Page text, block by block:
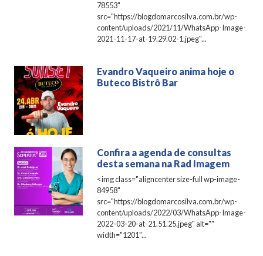
78553"
src="https://blogdomarcosilva.com.br/wp-
content/uploads/2021/11/WhatsApp-Image-
2021-11-17-at-19.29.02-1.jpeg"...
Evandro Vaqueiro anima hoje o
Buteco Bistrô Bar
Confira a agenda de consultas
desta semana na Rad Imagem
<img class="aligncenter size-full wp-image-
84958"
src="https://blogdomarcosilva.com.br/wp-
content/uploads/2022/03/WhatsApp-Image-
2022-03-20-at-21.51.25.jpeg" alt=""
width="1201"...